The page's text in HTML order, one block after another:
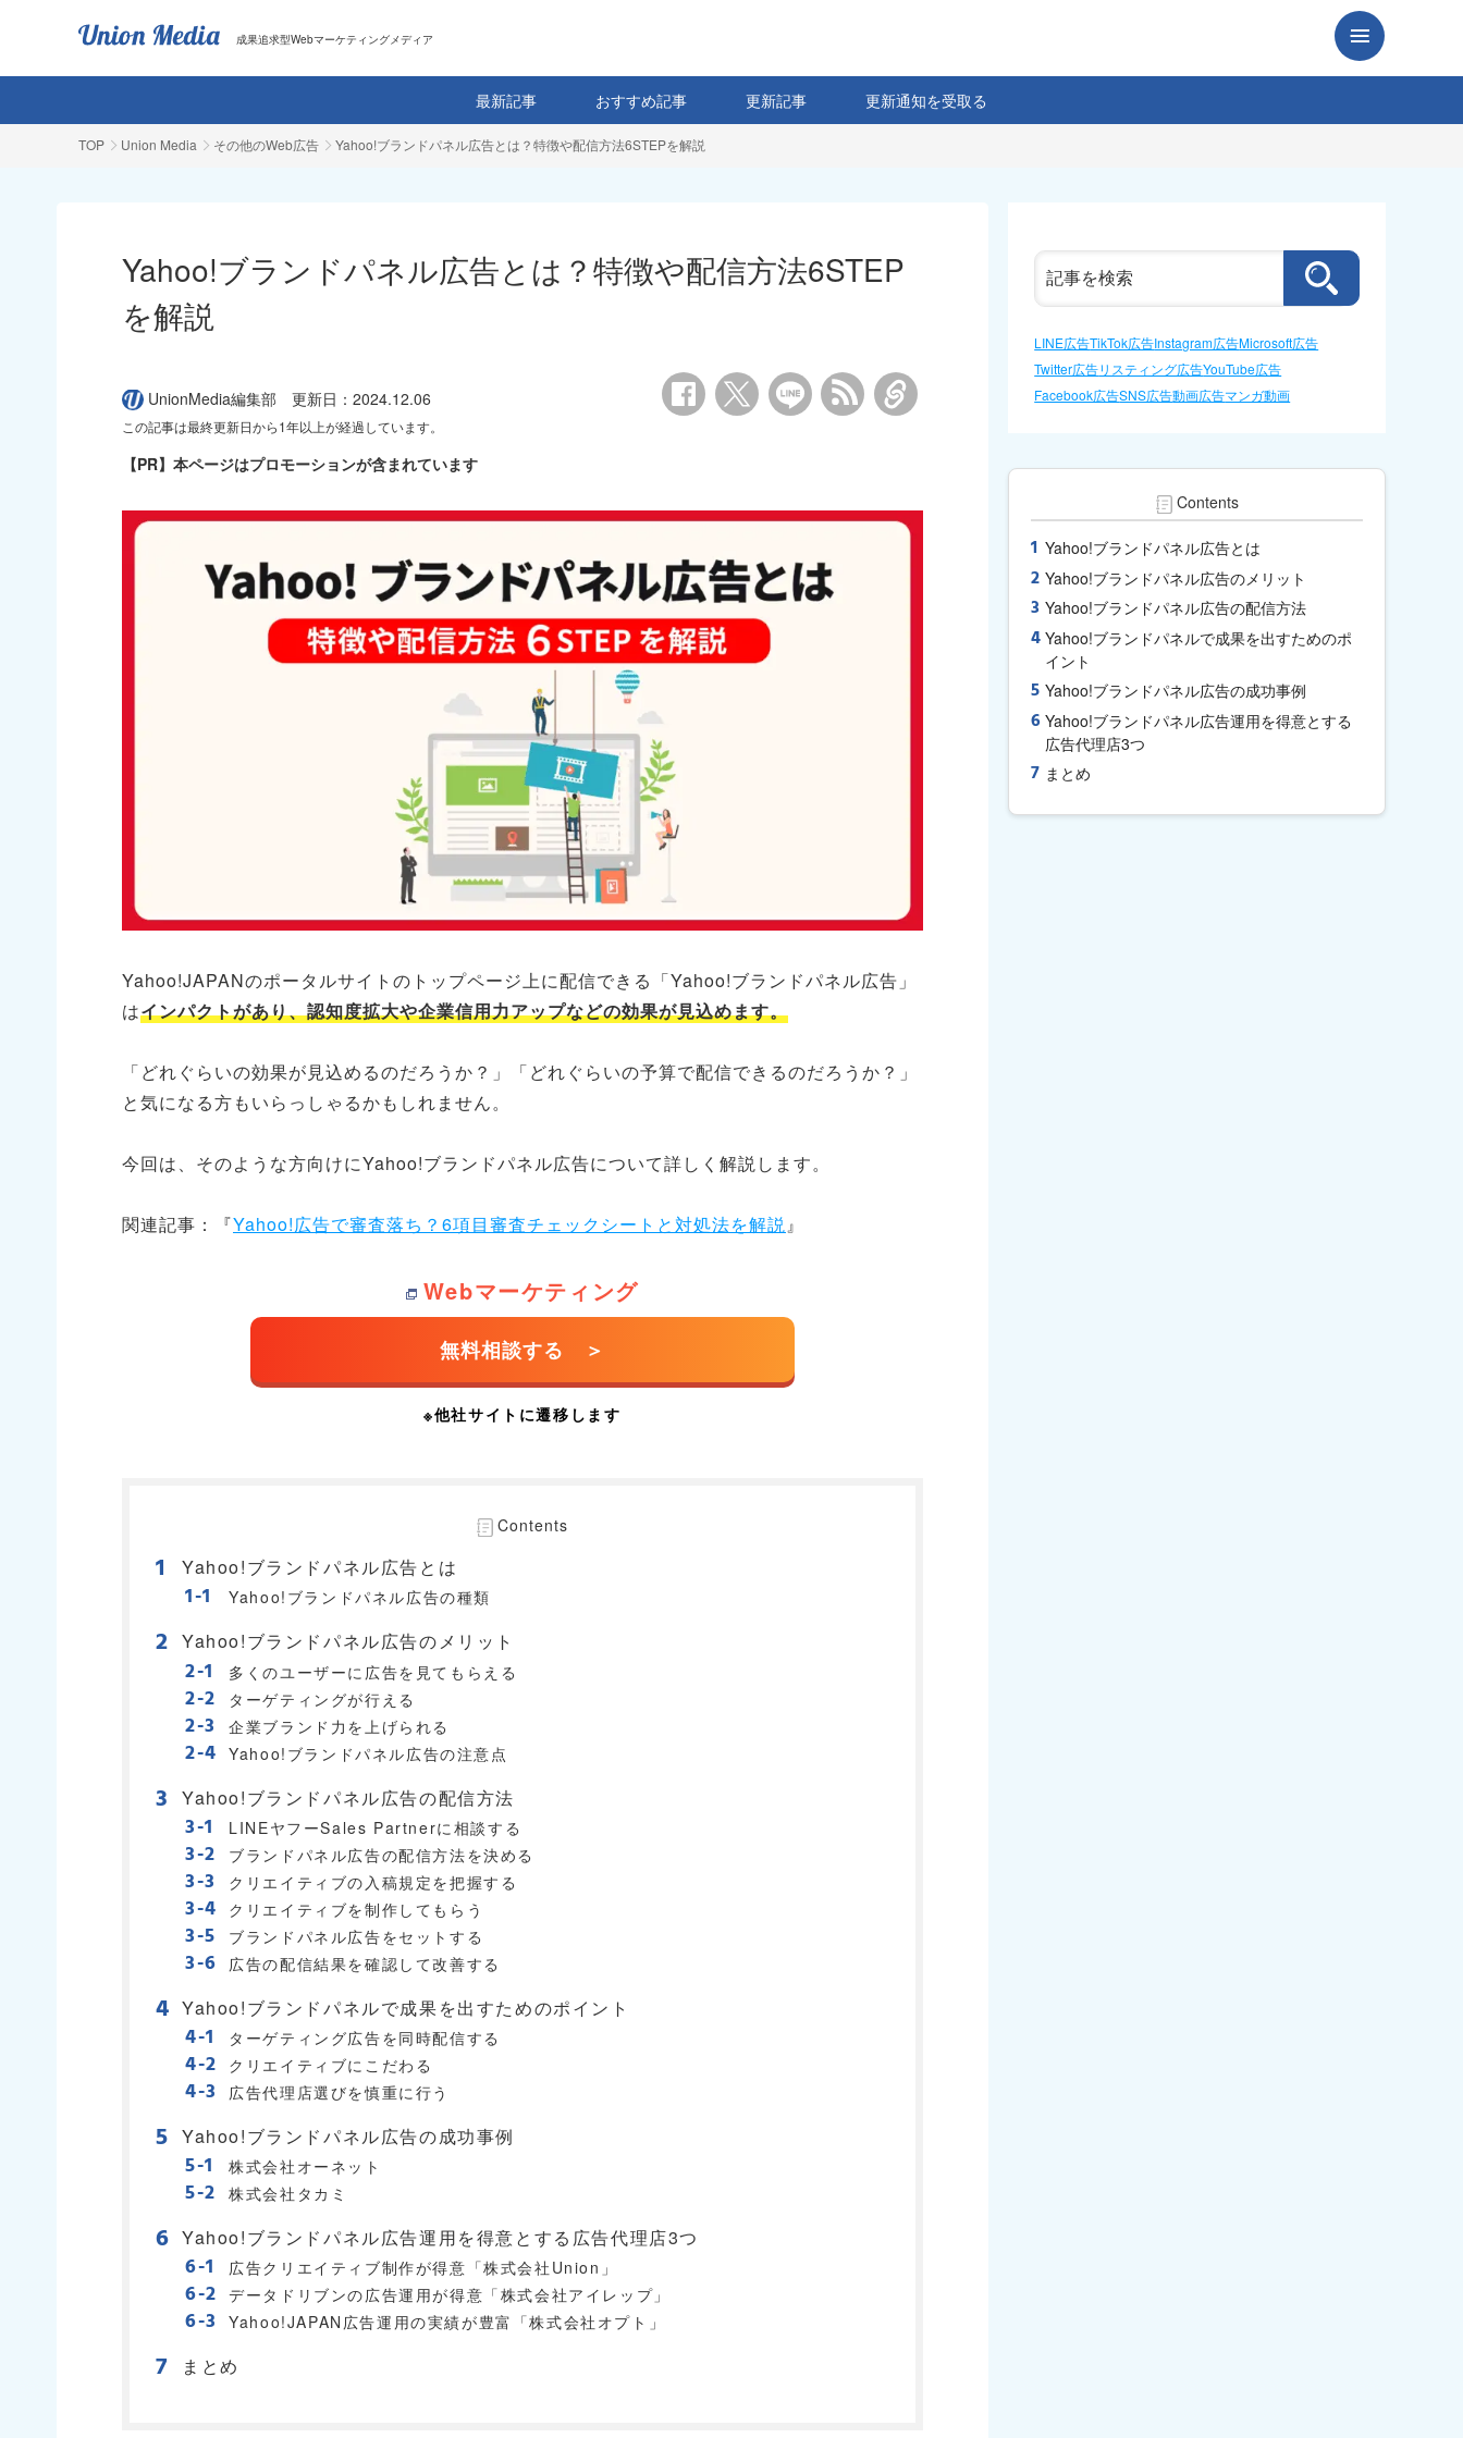
成果追求型Webマーケティングメディア
最新記事 おすすめ記事 更新記事 更新通知を受取る
TOP Union Media その他のWeb広告 Yahoo!ブランドパネル広告とは？特徴や配信方法6STEPを解説
Yahoo!ブランドパネル広告とは？特徴や配信方法6STEP
を解説
UnionMedia編集部 更新日：2024.12.06
この記事は最終更新日から1年以上が経過しています。
【PR】本ページはプロモーションが含まれています
Yahoo!JAPANのポータルサイトのトップページ上に配信できる「Yahoo!ブランドパネル広告」
はインパクトがあり、認知度拡大や企業信用力アップなどの効果が見込めます。
「どれぐらいの効果が見込めるのだろうか？」「どれぐらいの予算で配信できるのだろうか？」
と気になる方もいらっしゃるかもしれません。
今回は、そのような方向けにYahoo!ブランドパネル広告について詳しく解説します。
関連記事：『Yahoo!広告で審査落ち？6項目審査チェックシートと対処法を解説』
Webマーケティング
Contents
Yahoo!ブランドパネル広告とは
Yahoo!ブランドパネル広告の種類
Yahoo!ブランドパネル広告のメリット
多くのユーザーに広告を見てもらえる
ターゲティングが行える
企業ブランド力を上げられる
Yahoo!ブランドパネル広告の注意点
Yahoo!ブランドパネル広告の配信方法
LINEヤフーSales Partnerに相談する
ブランドパネル広告の配信方法を決める
クリエイティブの入稿規定を把握する
クリエイティブを制作してもらう
ブランドパネル広告をセットする
広告の配信結果を確認して改善する
Yahoo!ブランドパネルで成果を出すためのポイント
ターゲティング広告を同時配信する
クリエイティブにこだわる
広告代理店選びを慎重に行う
Yahoo!ブランドパネル広告の成功事例
株式会社オーネット
株式会社タカミ
Yahoo!ブランドパネル広告運用を得意とする広告代理店3つ
広告クリエイティブ制作が得意「株式会社Union」
データドリブンの広告運用が得意「株式会社アイレップ」
Yahoo!JAPAN広告運用の実績が豊富「株式会社オプト」
まとめ
LINE広告TikTok広告Instagram広告Microsoft広告
Twitter広告リスティング広告YouTube広告
Facebook広告SNS広告動画広告マンガ動画
Contents
Yahoo!ブランドパネル広告とは
Yahoo!ブランドパネル広告のメリット
Yahoo!ブランドパネル広告の配信方法
Yahoo!ブランドパネルで成果を出すためのポ
イント
Yahoo!ブランドパネル広告の成功事例
Yahoo!ブランドパネル広告運用を得意とする
広告代理店3つ
まとめ